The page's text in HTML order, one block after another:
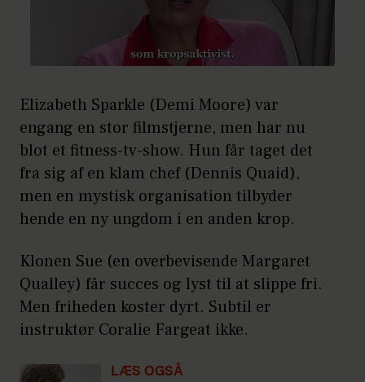
Elizabeth Sparkle (Demi Moore) var
engang en stor filmstjerne, men har nu
blot et fitness-tv-show. Hun får taget det
fra sig af en klam chef (Dennis Quaid),
men en mystisk organisation tilbyder
hende en ny ungdom i en anden krop.
Klonen Sue (en overbevisende Margaret
Qualley) får succes og lyst til at slippe fri.
Men friheden koster dyrt. Subtil er
instruktør Coralie Fargeat ikke.
LÆS OGSÅ